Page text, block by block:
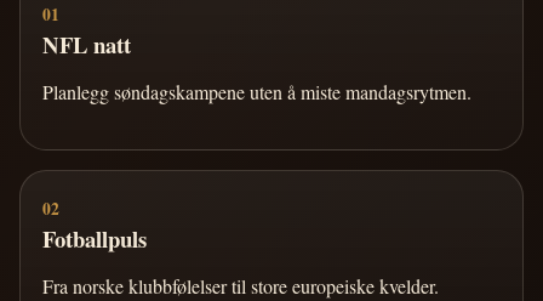
01
NFL natt
Planlegg søndagskampene uten å miste mandagsrytmen.
02
Fotballpuls
Fra norske klubbfølelser til store europeiske kvelder.